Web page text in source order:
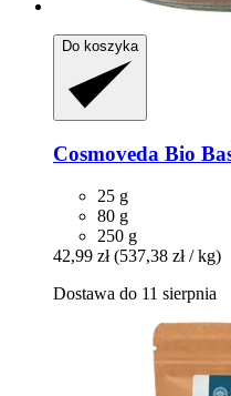
Do koszyka
Cosmoveda Bio
25 g
80 g
250 g
42,99 zł (537,38 zł / kg)
Dostawa do 11 sierpnia